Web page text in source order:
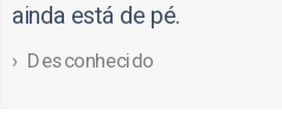
ainda está de pé.
Desconhecido